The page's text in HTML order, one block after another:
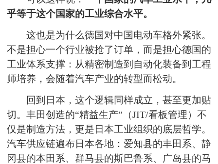
乎等于这个国家的工业综合水平。
这也是为什么德国对中国电动车格外紧张。
不是担心一个行业被抢了订单，而是担心德国的
工业体系支撑：从精密制造到自动化装备到工程
师培养，会随着汽车产业的转型而松动。
回到日本，这个逻辑同样成立，甚至更加贴
切。丰田创造的“精益生产”（JIT/看板管理）不
仅是制造方法，更是日本工业组织的底层哲学。
汽车供应链遍布日本各地：爱知县的丰田系、静
冈县的本田系、群马县的斯巴鲁系、广岛县的马